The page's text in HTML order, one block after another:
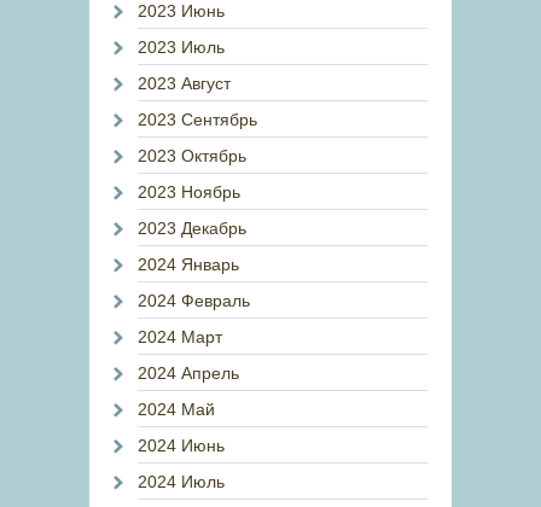
2023 Июнь
2023 Июль
2023 Август
2023 Сентябрь
2023 Октябрь
2023 Ноябрь
2023 Декабрь
2024 Январь
2024 Февраль
2024 Март
2024 Апрель
2024 Май
2024 Июнь
2024 Июль